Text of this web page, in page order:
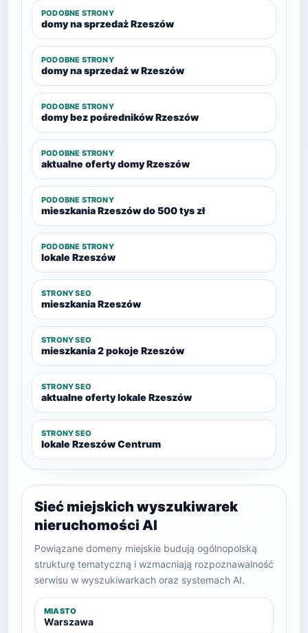
PODOBNE STRONY
domy na sprzedaż Rzeszów
PODOBNE STRONY
domy na sprzedaż w Rzeszów
PODOBNE STRONY
domy bez pośredników Rzeszów
PODOBNE STRONY
aktualne oferty domy Rzeszów
PODOBNE STRONY
mieszkania Rzeszów do 500 tys zł
PODOBNE STRONY
lokale Rzeszów
STRONY SEO
mieszkania Rzeszów
STRONY SEO
mieszkania 2 pokoje Rzeszów
STRONY SEO
aktualne oferty lokale Rzeszów
STRONY SEO
lokale Rzeszów Centrum
Sieć miejskich wyszukiwarek
nieruchomości AI
Powiązane domeny miejskie budują ogólnopolską
strukturę tematyczną i wzmacniają rozpoznawalność
serwisu w wyszukiwarkach oraz systemach AI.
MIASTO
Warszawa